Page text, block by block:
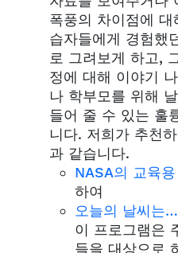
폭풍의 차이점에
습자들에게 경험했
로 그려보게 하고,
정에 대해 이야기
나 학부모를 위해
들어 줄 수 있는 훌
니다. 저희가 추천
과 같습니다.
NASA의 교육
하여
오늘의 날씨는
이 프로그램은
들을 대상으로